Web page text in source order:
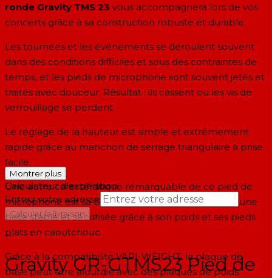
ronde Gravity TMS 23 vous accompagnera lors de vos
concerts grâce à sa construction robuste et durable.
Les tournées et les événements se déroulent souvent
dans des conditions difficiles et sous des contraintes de
temps, et les pieds de microphone sont souvent jetés et
traités avec douceur. Résultat : ils cassent ou les vis de
verrouillage se perdent.
Le réglage de la hauteur est simple et extrêmement
rapide grâce au manchon de serrage triangulaire à prise
facile.
Une autre caractéristique remarquable de ce pied de
microphone est sa base ronde améliorée qui offre une
base stable et sécurisée grâce à son poids et ses pieds
plats en caoutchouc.
Grâce à la compatibilité VARI-WEIGHT, la plaque de
base peut être alourdie avec des plaques de poids
Montrer plus
Calculateur d'expédition
Entrez votre adresse
Calculer la livraison →
--
Gravity GR-GTMS23 Pied de